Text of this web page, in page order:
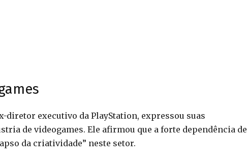
diretor executivo da PlayStation, expressou suas
de videogames. Ele afirmou que a forte dependência de
da criatividade” neste setor.